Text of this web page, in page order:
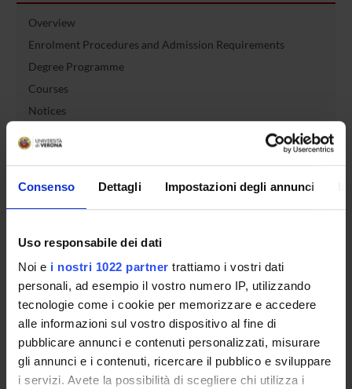
Consenso Dettagli Impostazioni degli annunci
Uso responsabile dei dati
Noi e i nostri 1022 partner trattiamo i vostri dati
personali, ad esempio il vostro numero IP, utilizzando
tecnologie come i cookie per memorizzare e accedere
alle informazioni sul vostro dispositivo al fine di
pubblicare annunci e contenuti personalizzati, misurare
gli annunci e i contenuti, ricercare il pubblico e sviluppare
i servizi. Avete la possibilità di scegliere chi utilizza i
Overview
Enrolment Procedures and Admission Requirements
Degree Programme
Courses
Notices
International Students
OFFERTA FORMATIVA
SEMESTRE FILTRO
CORSI DI LAUREA